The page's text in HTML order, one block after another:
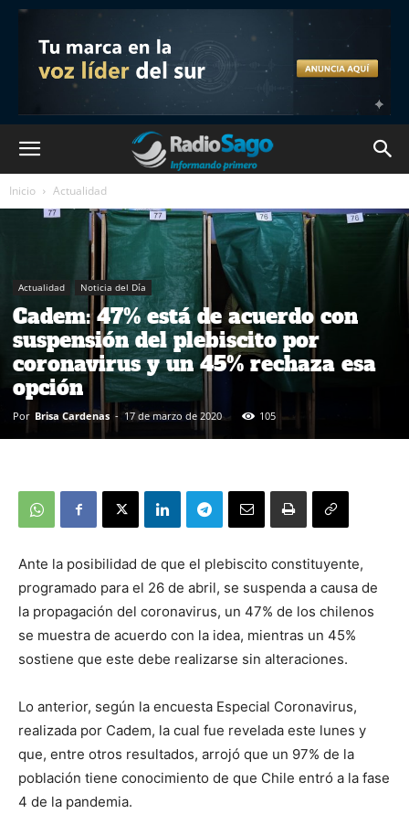
Inicio Actualidad
Actualidad Noticia del Día
Cadem: 47% está de acuerdo con
suspensión del plebiscito por
coronavirus y un 45% rechaza esa
opción
Por Brisa Cardenas - 17 de marzo de 2020 105
Ante la posibilidad de que el plebiscito constituyente,
programado para el 26 de abril, se suspenda a causa de
la propagación del coronavirus, un 47% de los chilenos
se muestra de acuerdo con la idea, mientras un 45%
sostiene que este debe realizarse sin alteraciones.
Lo anterior, según la encuesta Especial Coronavirus,
realizada por Cadem, la cual fue revelada este lunes y
que, entre otros resultados, arrojó que un 97% de la
población tiene conocimiento de que Chile entró a la fase
4 de la pandemia.